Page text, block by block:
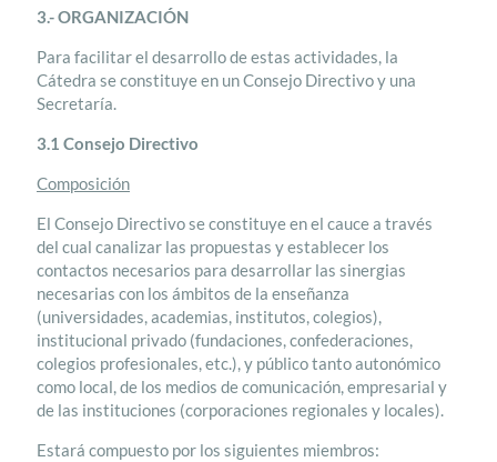
3.- ORGANIZACIÓN
Para facilitar el desarrollo de estas actividades, la
Cátedra se constituye en un Consejo Directivo y una
Secretaría.
3.1 Consejo Directivo
Composición
El Consejo Directivo se constituye en el cauce a través
del cual canalizar las propuestas y establecer los
contactos necesarios para desarrollar las sinergias
necesarias con los ámbitos de la enseñanza
(universidades, academias, institutos, colegios),
institucional privado (fundaciones, confederaciones,
colegios profesionales, etc.), y público tanto autonómico
como local, de los medios de comunicación, empresarial y
de las instituciones (corporaciones regionales y locales).
Estará compuesto por los siguientes miembros: